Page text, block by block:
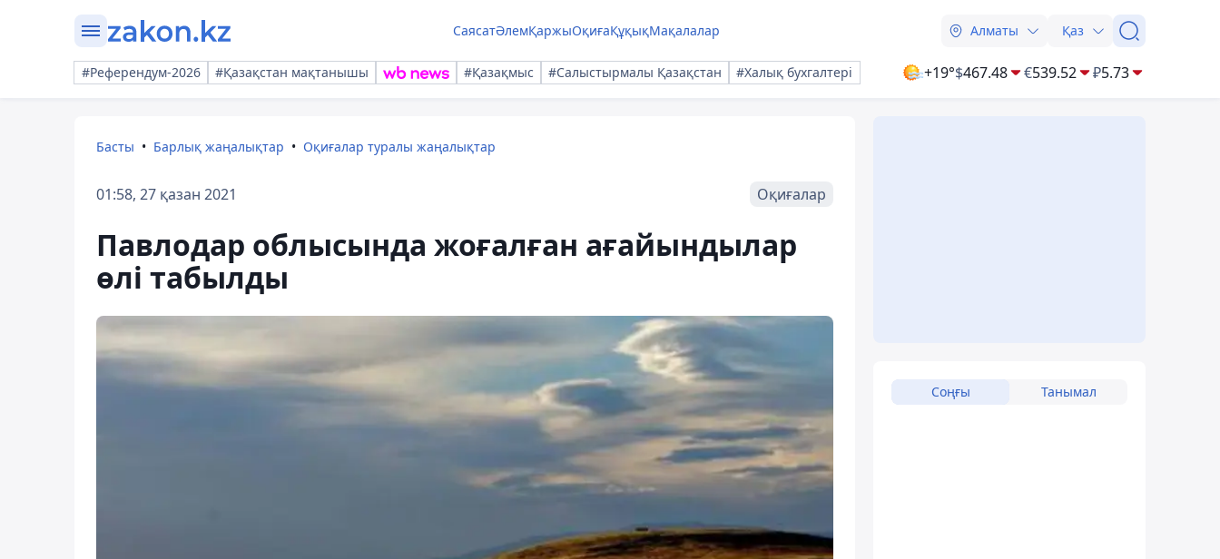
СаясатӘлемҚаржыОқиғаҚұқықМақалалар Алматы Қаз
#Референдум-2026 #Қазақстан мақтанышы #Қазақмыс #Салыстырмалы Қазақстан #Халық бухгалтері +19°$467.48 €539.52 ₽5.73
Басты Барлық жаңалықтар Оқиғалар туралы жаңалықтар
01:58, 27 қазан 2021 Оқиғалар
Павлодар облысында жоғалған ағайындылар
өлі табылды
Соңғы Танымал